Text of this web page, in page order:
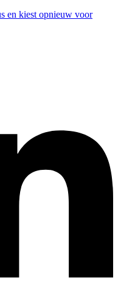
en kiest opnieuw voor